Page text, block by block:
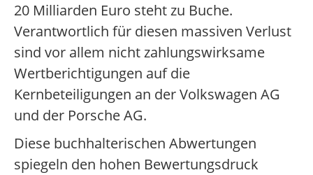
20 Milliarden Euro steht zu Buche.
Verantwortlich für diesen massiven Verlust
sind vor allem nicht zahlungswirksame
Wertberichtigungen auf die
Kernbeteiligungen an der Volkswagen AG
und der Porsche AG.
Diese buchhalterischen Abwertungen
spiegeln den hohen Bewertungsdruck